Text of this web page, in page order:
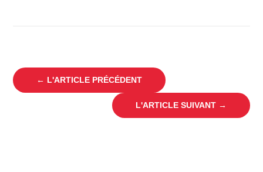
← L'ARTICLE PRÉCÉDENT
L'ARTICLE SUIVANT→